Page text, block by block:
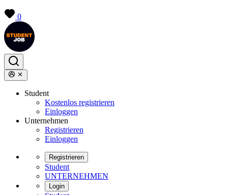
0
Student
Kostenlos registrieren
Einloggen
Unternehmen
Registrieren
Einloggen
Registrieren
Student
UNTERNEHMEN
Login